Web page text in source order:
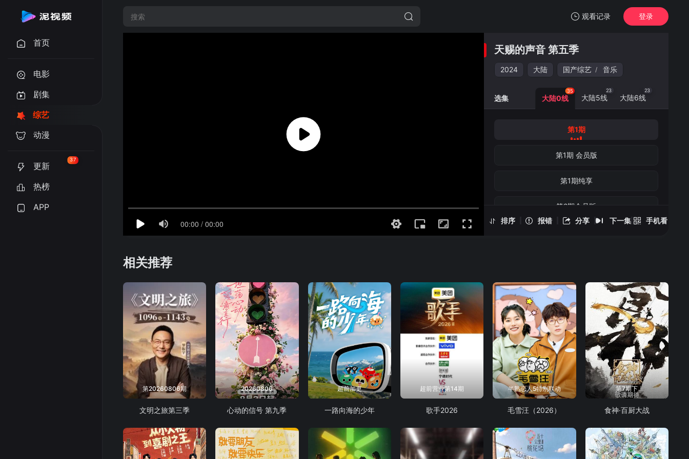
观看记录
我的观影记录
第1期
天赐的声音 第五季
登录
首页
电影
剧集
综艺
动漫
更新
37
热榜
APP
天赐的声音 第五季
2024 大陆 国产综艺 / 音乐
排序 报错 分享 下一集 手机看
天赐的声音 第五季 -第1期
选集 大陆0线
35
大陆5线
23
大陆6线
23
第1期
第1期 会员版
第1期纯享
第2期会员版
第3期加更
第3期
第3期纯享
第4期
第4期纯享
第5期
相关推荐
第20260806期
文明之旅第三季
20260806
心动的信号 第九季
超前加更
一路向海的少年
超前营业第14期
歌手2026
半熟恋人5特别联动
毛雪汪（2026）
第7期下
食神·百厨大战